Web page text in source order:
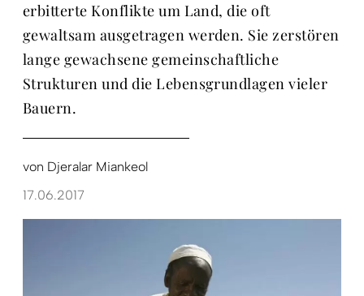
erbitterte Konflikte um Land, die oft
gewaltsam ausgetragen werden. Sie zerstören
lange gewachsene gemeinschaftliche
Strukturen und die Lebensgrundlagen vieler
Bauern.
von Djeralar Miankeol
17.06.2017